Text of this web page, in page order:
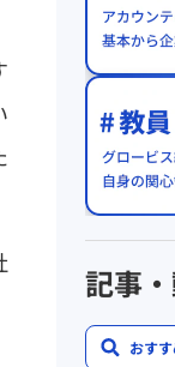
記事
おす